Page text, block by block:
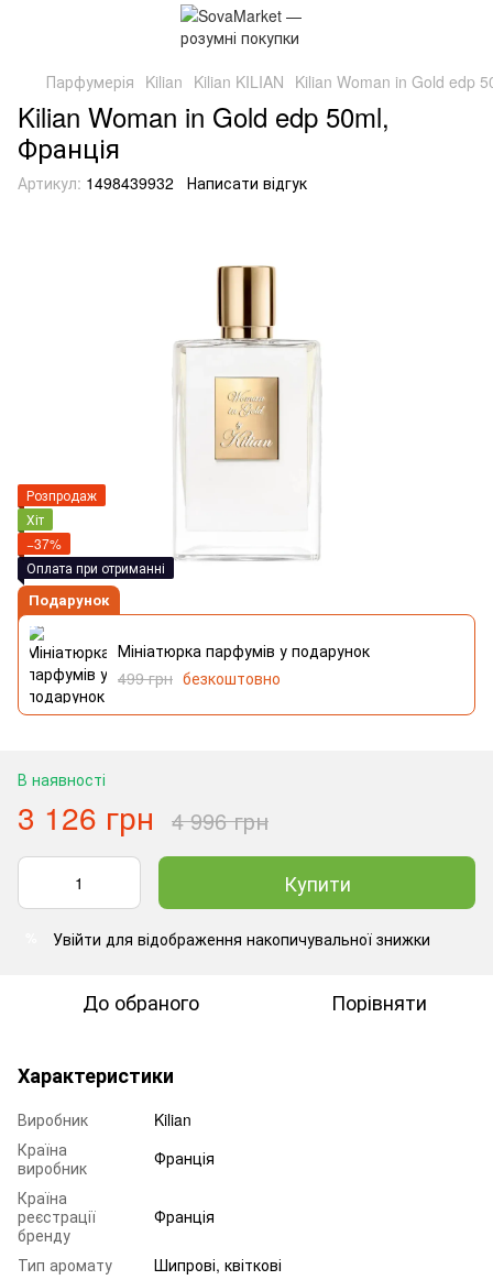
Парфумерія Kilian Kilian KILIAN Kilian Woman in Gold edp
Kilian Woman in Gold edp 50ml,
Франція
Артикул: 1498439932 Написати відгук
Розпродаж
Хіт
−37%
Оплата при отриманні
Подарунок
Мініатюрка парфумів у подарунок
499 грн безкоштовно
В наявності
3 126 грн 4 996 грн
Купити
Увійти для відображення накопичувальної знижки
До обраного Порівняти
Характеристики
Виробник
Kilian
Країна
виробник
Франція
Країна
реєстрації
бренду
Франція
Тип аромату
Шипрові, квіткові